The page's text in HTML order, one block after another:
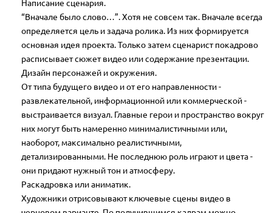
Написание сценария.
“Вначале было слово…”. Хотя не совсем так. Вначале всегда
определяется цель и задача ролика. Из них формируется
основная идея проекта. Только затем сценарист покадрово
расписывает сюжет видео или содержание презентации.
Дизайн персонажей и окружения.
От типа будущего видео и от его направленности -
развлекательной, информационной или коммерческой -
выстраивается визуал. Главные герои и пространство вокруг
них могут быть намеренно минималистичными или,
наоборот, максимально реалистичными,
детализированными. Не последнюю роль играют и цвета -
они придают нужный тон и атмосферу.
Раскадровка или аниматик.
Художники отрисовывают ключевые сцены видео в